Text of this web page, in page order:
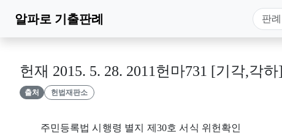
알파로 기출판례
헌재 2015. 5. 28. 2011헌마731 [기각,각하]
출처 헌법재판소
주민등록법 시행령 별지 제30호 서식 위헌확인